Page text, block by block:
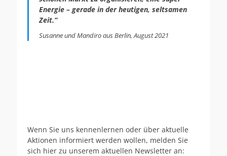
Energie – gerade in der heutigen, seltsamen
Zeit.“
Susanne und Mandiro aus Berlin, August 2021
Wenn Sie uns kennenlernen oder über aktuelle
Aktionen informiert werden wollen, melden Sie
sich hier zu unserem aktuellen Newsletter an: